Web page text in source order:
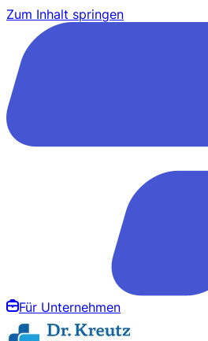
Zum Inhalt springen
Für Unternehmen